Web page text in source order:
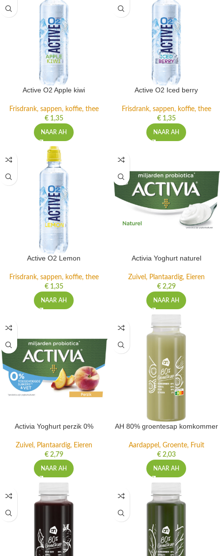
Active O2 Apple kiwi
Frisdrank, sappen, koffie, thee
€1,35
NAAR AH
Active O2 Iced berry
Frisdrank, sappen, koffie, thee
€1,35
NAAR AH
Active O2 Lemon
Frisdrank, sappen, koffie, thee
€1,35
NAAR AH
Activia Yoghurt naturel
Zuivel, Plantaardig, Eieren
€2,29
NAAR AH
Activia Yoghurt perzik 0%
Zuivel, Plantaardig, Eieren
€2,79
NAAR AH
AH 80% groentesap komkommer
Aardappel, Groente, Fruit
€2,03
NAAR AH